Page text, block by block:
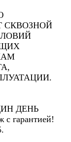
СКВОЗНОЙ
ДЕНЬ
с гарантией!